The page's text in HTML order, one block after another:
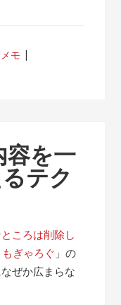
モ
容を一
テク
ころは削除し
ぎゃろぐ 」の
ぜか広まらな